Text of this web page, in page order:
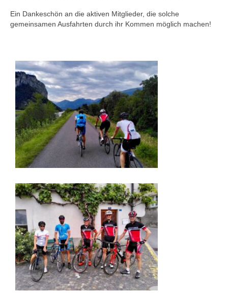
Ein Dankeschön an die aktiven Mitglieder, die solche
gemeinsamen Ausfahrten durch ihr Kommen möglich machen!